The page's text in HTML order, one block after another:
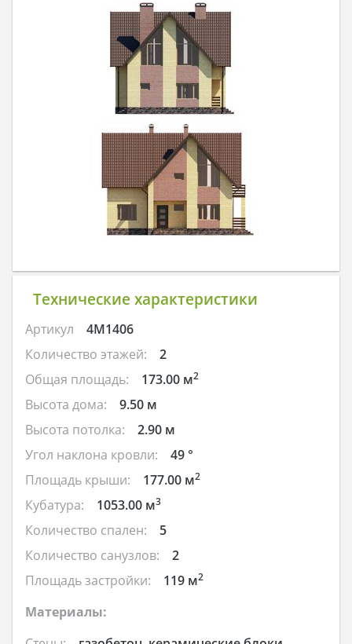
Технические характеристики
Артикул
4M1406
Количество этажей:
2
Общая площадь:
173.00 м2
Высота дома:
9.50 м
Высота потолка:
2.90 м
Угол наклона кровли:
49 °
Площадь крыши:
177.00 м2
Кубатура: 1053.00 м3
Количество спален:
5
Количество санузлов:
2
Площадь застройки:
119 м2
Материалы: